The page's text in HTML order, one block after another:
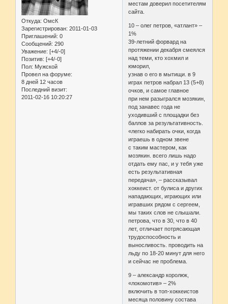
Откуда: ОмсК
Зарегистрирован: 2011-01-03
Приглашений: 0
Сообщений: 290
Уважение: [+4/-0]
Позитив: [+4/-0]
Пол: Мужской
Провел на форуме:
8 дней 12 часов
Последний визит:
2011-02-16 10:20:27
местам доверил посетителям
сайта.
10 – олег петров, «атлант» –
1%
39-летний форвард на
протяжении декабря смеялся
над теми, кто хохмил и
юморил,
узнав о его в мытищи. в 9
играх петров набрал 13 (5+8)
очков, и самое главное
при нем разыгрался мозякин,
под занавес года не
уходивший с площадки без
баллов за результативность.
«легко набирать очки, когда
играешь в одном звене
с таким мастером, как
мозякин. всего лишь надо
отдать ему пас, и у тебя уже
есть результативная
передача», – рассказывал
хоккеист. от булиса и других
нападающих, играющих или
игравших рядом с сергеем,
мы таких слов не слышали.
петрова, что в 30, что в 40
лет, отличает потрясающая
трудоспособность и
выносливость. проводить на
льду по 18-20 минут для него
и сейчас не проблема.
9 – александр королюк,
«локомотив» – 2%
включить в топ-хоккеистов
месяца половину состава